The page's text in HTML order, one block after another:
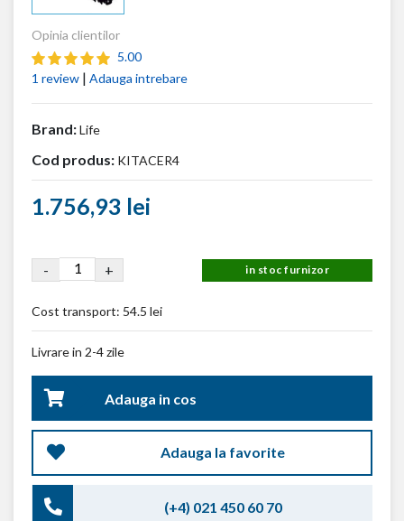
Opinia clientilor
5.00
1 review | Adauga intrebare
Brand:Life
Cod produs: KITACER4
1.756,93 lei
- + in stoc furnizor
Cost transport: 54.5 lei
Livrare in 2-4 zile
Adauga in cos
Adauga la favorite
(+4) 021 450 60 70